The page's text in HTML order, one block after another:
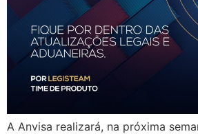
A Anvisa realizará, na próxima